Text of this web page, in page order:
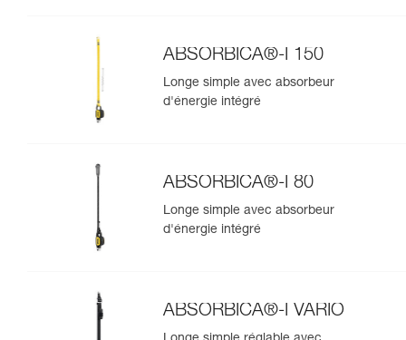
ABSORBICA®-I 150
Longe simple avec absorbeur
d'énergie intégré
ABSORBICA®-I 80
Longe simple avec absorbeur
d'énergie intégré
ABSORBICA®-I VARIO